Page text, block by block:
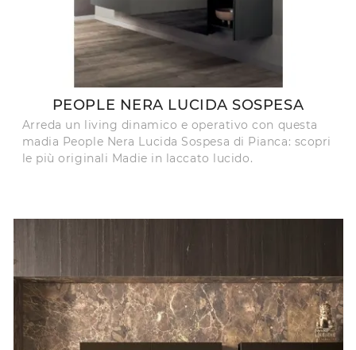
PEOPLE NERA LUCIDA SOSPESA
Arreda un living dinamico e operativo con questa
madia People Nera Lucida Sospesa di Pianca: scopri
le più originali Madie in laccato lucido.